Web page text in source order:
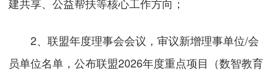
2、联盟年度理事会会议，审议新增理事单位/会
员单位名单，公布联盟2026年度重点项目（数智教育